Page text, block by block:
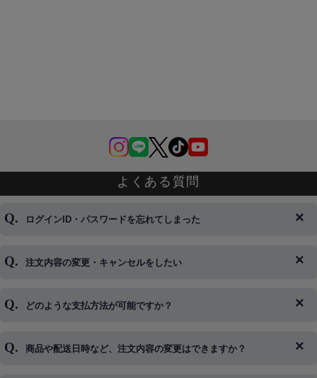
よくある質問
ログインID・パスワードを忘れてしまった
◆下記ページより、ログインIDの変更が可能です。
注文内容の変更・キャンセルをしたい
◆即日発送を行なっている関係上、午後以降のご連絡やキャンセル
※発送後、発送準備が完了しお手続きが間に合わない場合は変更、
どのような支払方法が可能ですか？
◆代金引換・クレジットカード・携帯キャリア決済・おねだり決
商品や配送日時など、注文内容の変更はできますか？